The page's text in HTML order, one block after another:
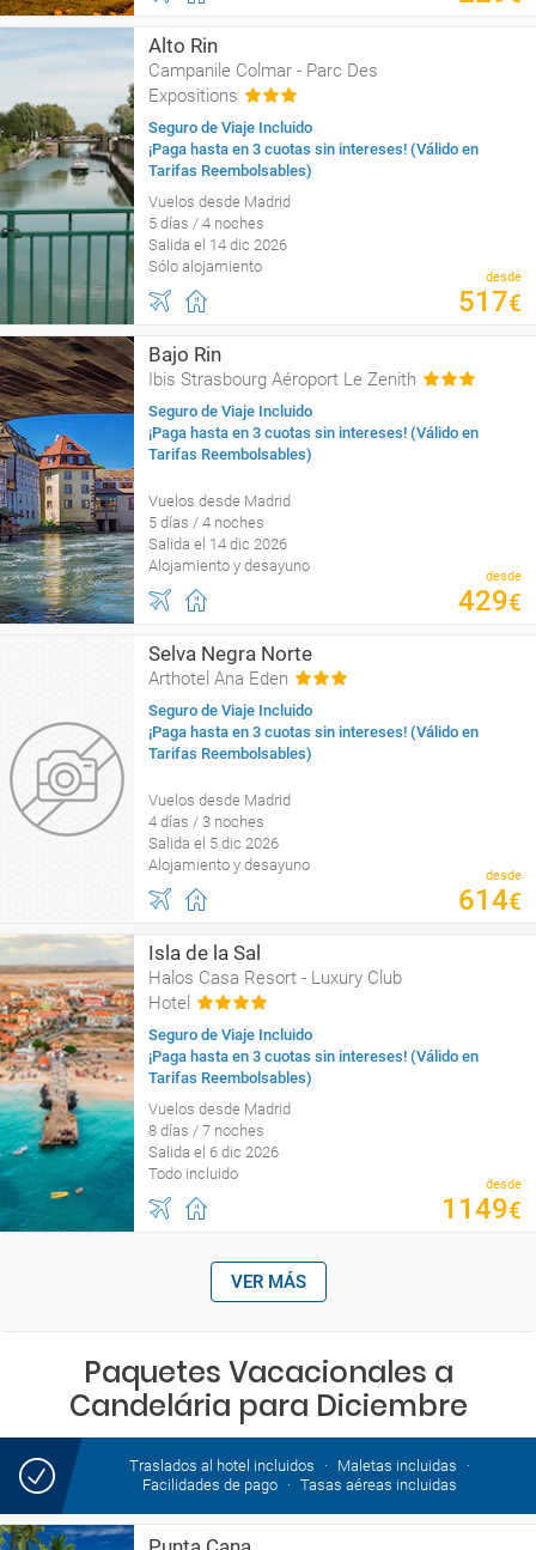
Alto Rin
Campanile Colmar - Parc Des
Expositions
Seguro de Viaje Incluido
¡Paga hasta en 3 cuotas sin intereses! (Válido en
Tarifas Reembolsables)
Vuelos desde Madrid
5 días / 4 noches
Salida el 14 dic 2026
Sólo alojamiento
desde
517€
Bajo Rin
Ibis Strasbourg Aéroport Le Zenith
Seguro de Viaje Incluido
¡Paga hasta en 3 cuotas sin intereses! (Válido en
Tarifas Reembolsables)
Vuelos desde Madrid
5 días / 4 noches
Salida el 14 dic 2026
Alojamiento y desayuno
desde
429€
Selva Negra Norte
Arthotel Ana Eden
Seguro de Viaje Incluido
¡Paga hasta en 3 cuotas sin intereses! (Válido en
Tarifas Reembolsables)
Vuelos desde Madrid
4 días / 3 noches
Salida el 5 dic 2026
Alojamiento y desayuno
desde
614€
Isla de la Sal
Halos Casa Resort - Luxury Club
Hotel
Seguro de Viaje Incluido
¡Paga hasta en 3 cuotas sin intereses! (Válido en
Tarifas Reembolsables)
Vuelos desde Madrid
8 días / 7 noches
Salida el 6 dic 2026
Todo incluido
desde
1149€
VER MÁS
Paquetes Vacacionales a
Candelária para Diciembre
Traslados al hotel incluidos
Maletas incluidas
Facilidades de pago
Tasas aéreas incluidas